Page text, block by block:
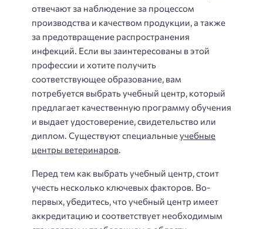
отвечают за наблюдение за процессом
производства и качеством продукции, а также
за предотвращение распространения
инфекций. Если вы заинтересованы в этой
профессии и хотите получить
соответствующее образование, вам
потребуется выбрать учебный центр, который
предлагает качественную программу обучения
и выдает удостоверение, свидетельство или
диплом. Существуют специальныеучебные
центры ветеринаров.
Перед тем как выбрать учебный центр, стоит
учесть несколько ключевых факторов. Во-
первых, убедитесь, что учебный центр имеет
аккредитацию и соответствует необходимым